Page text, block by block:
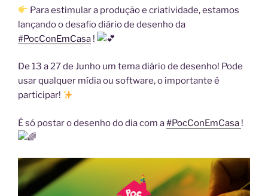
Para estimular a produção e criatividade, estamos
lançando o desafio diário de desenho da
#PocConEmCasa !
De 13 a 27 de Junho um tema diário de desenho! Pode
usar qualquer mídia ou software, o importante é
participar!
É só postar o desenho do dia com a#PocConEmCasa !